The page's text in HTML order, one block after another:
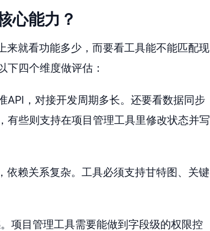
心能力？
来就看功能多少，而要看工具能不能匹配现
四个维度做评估：
API，对接开发周期多长。还要看数据同步
有些则支持在项目管理工具里修改状态并写
依赖关系复杂。工具必须支持甘特图、关键
项目管理工具需要能做到字段级的权限控